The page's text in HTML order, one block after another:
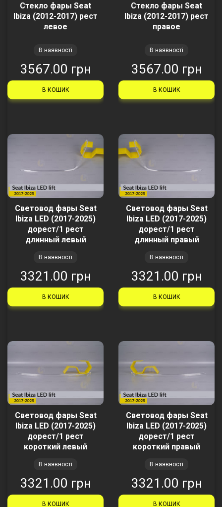
Стекло фары Seat
Ibiza (2012-2017) рест
левое
В наявності
3567.00 грн
В КОШИК
Стекло фары Seat
Ibiza (2012-2017) рест
правое
В наявності
3567.00 грн
В КОШИК
Световод фары Seat
Ibiza LED (2017-2025)
дорест/1 рест
длинный левый
В наявності
3321.00 грн
В КОШИК
Световод фары Seat
Ibiza LED (2017-2025)
дорест/1 рест
длинный правый
В наявності
3321.00 грн
В КОШИК
Световод фары Seat
Ibiza LED (2017-2025)
дорест/1 рест
короткий левый
В наявності
3321.00 грн
В КОШИК
Световод фары Seat
Ibiza LED (2017-2025)
дорест/1 рест
короткий правый
В наявності
3321.00 грн
В КОШИК